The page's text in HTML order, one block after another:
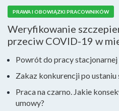
PRAWA I OBOWIĄZKI PRACOWNIKÓW
Weryfikowanie
przeciw COVID-19 w
Powrót do pracy stacjonarnej
Zakaz konkurencji po
Praca na czarno. Jakie
umowy?